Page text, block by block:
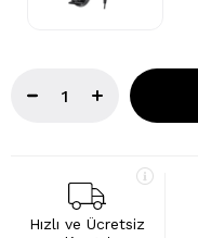
Hızlı ve Ücretsiz